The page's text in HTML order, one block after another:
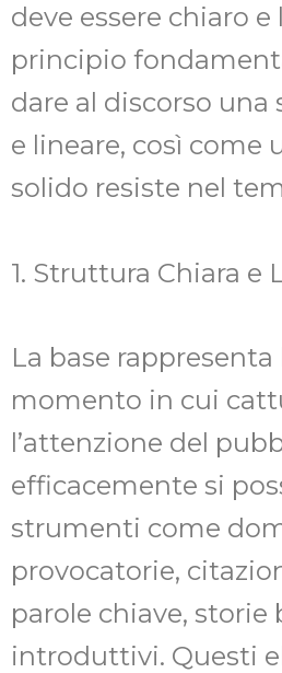
deve essere chiaro
principio
dare al discorso
e lineare, così come
solido resiste nel
1. Struttura Chiara e
La base rappresenta
momento in cui
l’attenzione del
efficacemente si
strumenti come
provocatorie,
parole chiave, storie
introduttivi. Questi